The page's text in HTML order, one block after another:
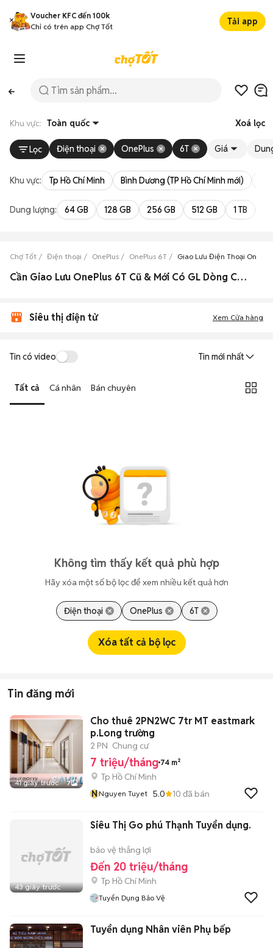
Voucher KFC đến 100k
Chỉ có trên app Chợ Tốt
Tải app
Khu vực: Toàn quốc Xoá lọc
Lọc Điện thoại OnePlus 6T Giá
Khu vực: Tp Hồ Chí Minh Bình Dương (TP Hồ Chí Minh mới)
Dung lượng: 64 GB 128 GB 256 GB 512 GB 1 TB
Chợ Tốt Điện thoại OnePlus OnePlus 6T Giao Lưu Điện Thoại
Cần Giao Lưu OnePlus 6T Cũ & Mới Có GL Dòng Cao, Ngang Tầm
Siêu thị điện tử Xem Cửa hàng
Tin có video Tin mới nhất
Tất cả Cá nhân Bán chuyên
Không tìm thấy kết quả phù hợp
Hãy xóa một số bộ lọc để xem nhiều kết quả hơn
Điện thoại OnePlus 6T
Xóa tất cả bộ lọc
Tin đăng mới
41 giây trước 7
Cho thuê 2PN2WC 7tr MT eastmark
p.Long trường
2 PN Chung cư
7 triệu/tháng 74 m²
Tp Hồ Chí Minh
NNguyen Tuyet 5.0 10 đã bán
43 giây trước
Siêu Thị Go phú Thạnh Tuyển dụng.
bảo vệ thắng lợi
Đến 20 triệu/tháng
Tp Hồ Chí Minh
Tuyển Dụng Bảo Vệ
Tuyển dụng Nhân viên Phụ bếp